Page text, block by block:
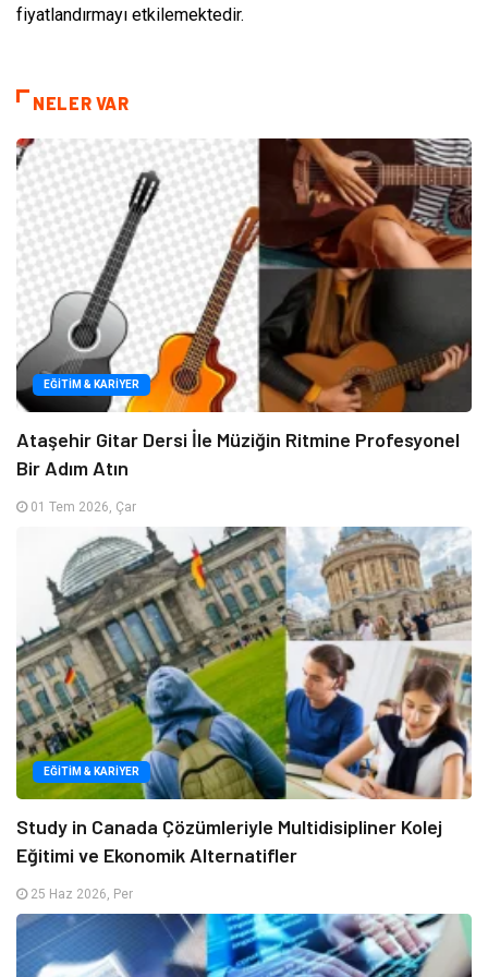
fiyatlandırmayı etkilemektedir.
NELER VAR
EĞITIM & KARIYER
Ataşehir Gitar Dersi İle Müziğin Ritmine Profesyonel
Bir Adım Atın
01 Tem 2026, Çar
EĞITIM & KARIYER
Study in Canada Çözümleriyle Multidisipliner Kolej
Eğitimi ve Ekonomik Alternatifler
25 Haz 2026, Per